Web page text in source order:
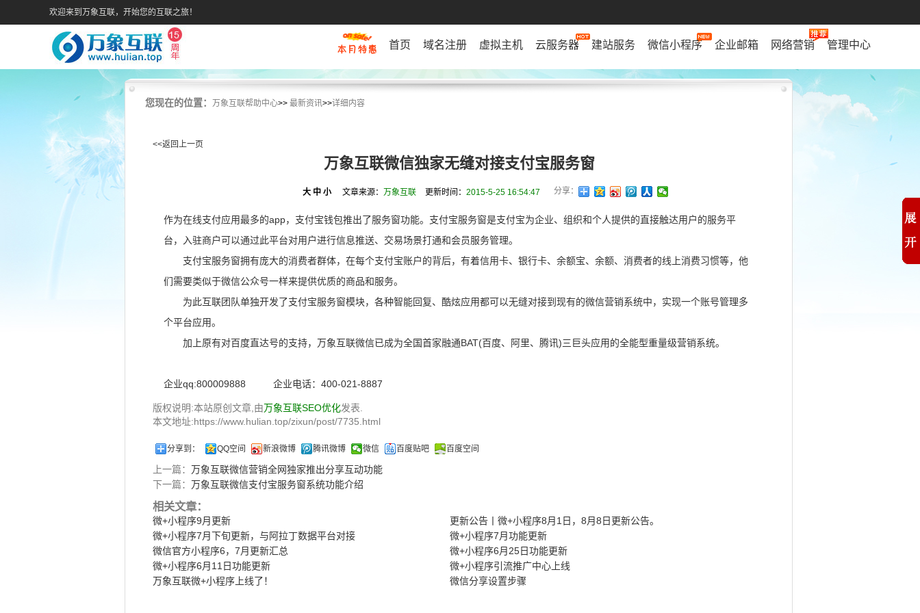
欢迎来到万象互联，开始您的互联之旅！
首页 域名注册 虚拟主机 云服务器 建站服务 微信小程序 企业邮箱 网络营销 管理中心
您现在的位置： 万象互联帮助中心>> 最新资讯>>详细内容
<<返回上一页
万象互联微信独家无缝对接支付宝服务窗
大 中 小 文章来源： 万象互联 更新时间： 2015-5-25 16:54:47 分享：
作为在线支付应用最多的app，支付宝钱包推出了服务窗功能。支付宝服务窗是支付宝为企业、组织和个人提供的直接触达用户的服务平
台，入驻商户可以通过此平台对用户进行信息推送、交易场景打通和会员服务管理。
支付宝服务窗拥有庞大的消费者群体，在每个支付宝账户的背后，有着信用卡、银行卡、余额宝、余额、消费者的线上消费习惯等，他
们需要类似于微信公众号一样来提供优质的商品和服务。
为此互联团队单独开发了支付宝服务窗模块，各种智能回复、酷炫应用都可以无缝对接到现有的微信营销系统中，实现一个账号管理多
个平台应用。
加上原有对百度直达号的支持，万象互联微信已成为全国首家融通BAT(百度、阿里、腾讯)三巨头应用的全能型重量级营销系统。
企业qq:800009888 企业电话：400-021-8887
版权说明:本站原创文章,由万象互联SEO优化发表.
本文地址:https://www.hulian.top/zixun/post/7735.html
分享到： QQ空间 新浪微博 腾讯微博 微信 百度贴吧 百度空间
上一篇： 万象互联微信营销全网独家推出分享互动功能
下一篇： 万象互联微信支付宝服务窗系统功能介绍
相关文章：
微+小程序9月更新
更新公告丨微+小程序8月1日，8月8日更新公告。
微+小程序7月下旬更新，与阿拉丁数据平台对接
微+小程序7月功能更新
微信官方小程序6，7月更新汇总
微+小程序6月25日功能更新
微+小程序6月11日功能更新
微+小程序引流推广中心上线
万象互联微+小程序上线了！
微信分享设置步骤